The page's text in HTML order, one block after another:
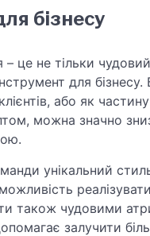
бізнесу
це не тільки
для бізнесу.
або як
можна значно
унікальний
реалізувати
також чудовими
залучити